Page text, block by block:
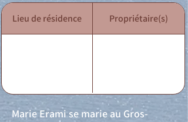
Lieu de résidence Propriétaire(s)
Marie Erami se marie au Gros-